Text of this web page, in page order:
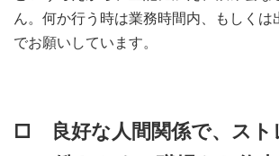
ん。何か行う時は業務時間内、もしくは
でお願いしています。
□ 良好な人間関係で、スト